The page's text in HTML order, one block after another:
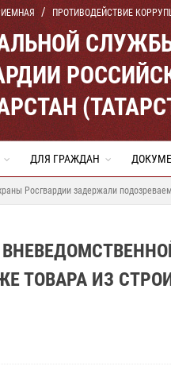
ПРОТИВОДЕЙСТВИЕ
ДЛЯ ГРАЖДАН
Росгвардии задержали
ТОВАРА ИЗ